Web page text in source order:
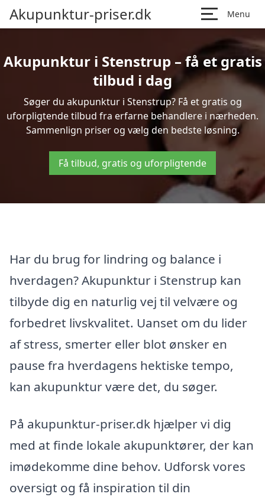
Akupunktur-priser.dk Menu
Akupunktur i Stenstrup – få et gratis
tilbud i dag
Søger du akupunktur i Stenstrup? Få et gratis og
uforpligtende tilbud fra erfarne behandlere i nærheden.
Sammenlign priser og vælg den bedste løsning.
Få tilbud, gratis og uforpligtende
Har du brug for lindring og balance i
hverdagen? Akupunktur i Stenstrup kan
tilbyde dig en naturlig vej til velvære og
forbedret livskvalitet. Uanset om du lider
af stress, smerter eller blot ønsker en
pause fra hverdagens hektiske tempo,
kan akupunktur være det, du søger.
På akupunktur-priser.dk hjælper vi dig
med at finde lokale akupunktører, der kan
imødekomme dine behov. Udforsk vores
oversigt og få inspiration til din